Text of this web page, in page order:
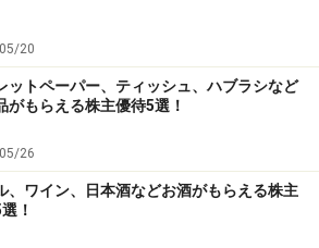
20
ットペーパー、ティッシュ、ハブラシなど
がもらえる株主優待5選！
26
、ワイン、日本酒などお酒がもらえる株主
！